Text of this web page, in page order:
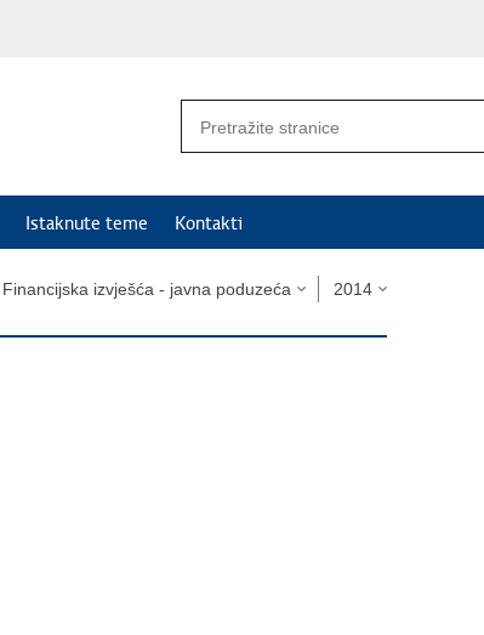
Istaknute teme Kontakti
Financijska izvješća - javna poduzeća 2014